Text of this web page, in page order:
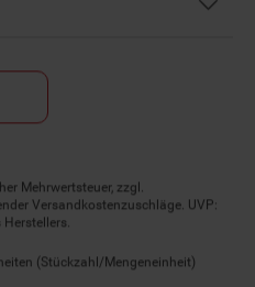
Mehrwertsteuer, zzgl.
Versandkostenzuschläge. UVP:
(Stückzahl/Mengeneinheit)